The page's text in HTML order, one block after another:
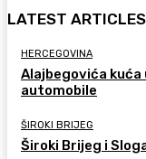
LATEST ARTICLES
HERCEGOVINA
Alajbegovića kuća
automobile
ŠIROKI BRIJEG
Široki Brijeg i